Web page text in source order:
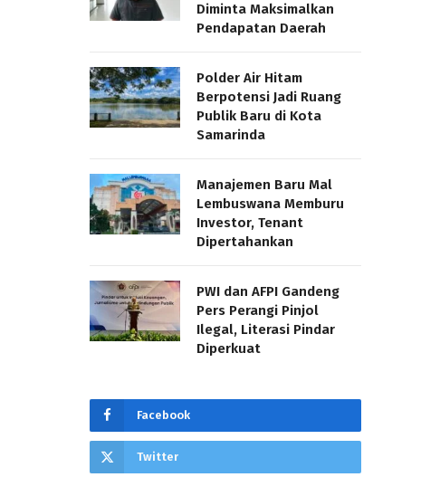
Diminta Maksimalkan
Pendapatan Daerah
Polder Air Hitam
Berpotensi Jadi Ruang
Publik Baru di Kota
Samarinda
Manajemen Baru Mal
Lembuswana Memburu
Investor, Tenant
Dipertahankan
PWI dan AFPI Gandeng
Pers Perangi Pinjol
Ilegal, Literasi Pindar
Diperkuat
Facebook
Twitter